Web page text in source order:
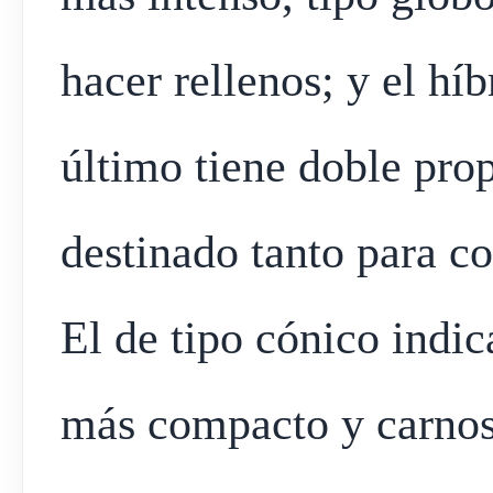
hacer rellenos; y el
último tiene doble
destinado tanto para
El de tipo cónico
más compacto y